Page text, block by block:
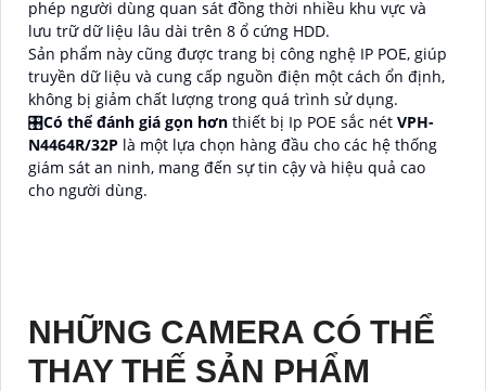
phép người dùng quan sát đồng thời nhiều khu vực và
lưu trữ dữ liệu lâu dài trên 8 ổ cứng HDD.
Sản phẩm này cũng được trang bị công nghệ IP POE, giúp
truyền dữ liệu và cung cấp nguồn điện một cách ổn định,
không bị giảm chất lượng trong quá trình sử dụng.
🎛Có thể đánh giá gọn hơn thiết bị Ip POE sắc nét VPH-
N4464R/32P là một lựa chọn hàng đầu cho các hệ thống
giám sát an ninh, mang đến sự tin cậy và hiệu quả cao
cho người dùng.
NHỮNG CAMERA CÓ THỂ
THAY THẾ SẢN PHẨM